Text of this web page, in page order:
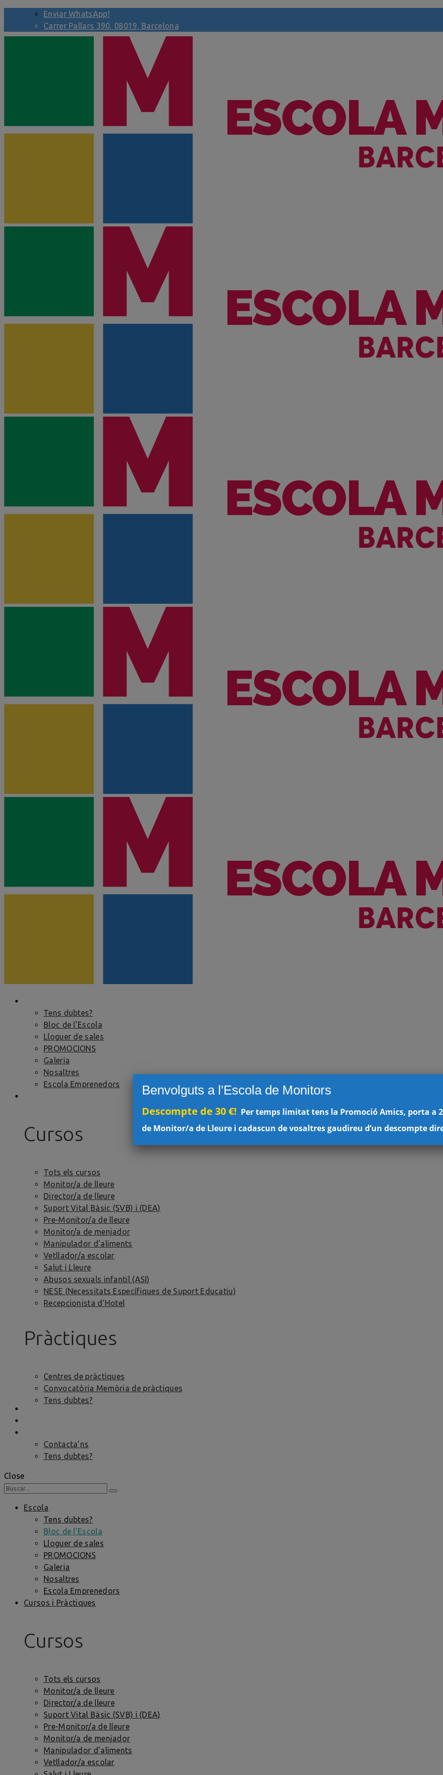
Enviar WhatsApp!
Carrer Pallars 390, 08019, Barcelona
Tens dubtes?
Bloc de l’Escola
Lloguer de sales
PROMOCIONS
Galeria
Nosaltres
Escola Emprenedors
Cursos
Tots els cursos
Monitor/a de lleure
Director/a de lleure
Suport Vital Bàsic (SVB) i (DEA)
Pre-Monitor/a de lleure
Monitor/a de menjador
Manipulador d’aliments
Vetllador/a escolar
Salut i Lleure
Abusos sexuals infantil (ASI)
NESE (Necessitats Específiques de Suport Educatiu)
Recepcionista d’Hotel
Pràctiques
Centres de pràctiques
Convocatòria Memòria de pràctiques
Tens dubtes?
Contacta’ns
Tens dubtes?
Close
Escola
Tens dubtes?
Bloc de l’Escola
Lloguer de sales
PROMOCIONS
Galeria
Nosaltres
Escola Emprenedors
Cursos i Pràctiques
Cursos
Tots els cursos
Monitor/a de lleure
Director/a de lleure
Suport Vital Bàsic (SVB) i (DEA)
Pre-Monitor/a de lleure
Monitor/a de menjador
Manipulador d’aliments
Vetllador/a escolar
Benvolguts a l'Escola de Monitors
Descompte de 30 €! Per temps limitat tens la Promoció Amics, porta a
de Monitor/a de Lleure i cadascun de vosaltres gaudireu d’un descompte